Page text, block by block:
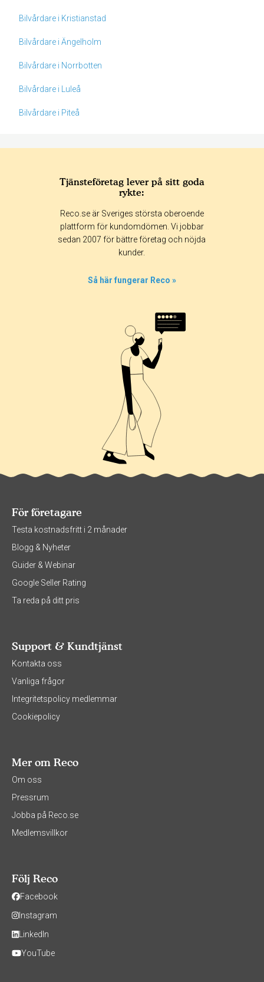
Bilvårdare i Kristianstad
Bilvårdare i Ängelholm
Bilvårdare i Norrbotten
Bilvårdare i Luleå
Bilvårdare i Piteå
365 dagar 90 dagar
30 dagar
Tjänsteföretag lever på sitt goda
rykte:
Reco.se är Sveriges största oberoende
plattform för kundomdömen. Vi jobbar
sedan 2007 för bättre företag och nöjda
kunder.
Så här fungerar Reco »
För företagare
Testa kostnadsfritt i 2 månader
Blogg & Nyheter
Guider & Webinar
Google Seller Rating
Ta reda på ditt pris
Support & Kundtjänst
Kontakta oss
Vanliga frågor
Integritetspolicy medlemmar
Cookiepolicy
Mer om Reco
Om oss
Pressrum
Jobba på Reco.se
Medlemsvillkor
Följ Reco
Facebook
Instagram
LinkedIn
YouTube